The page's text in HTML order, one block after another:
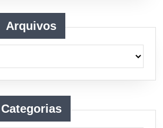
Arquivos
Categorias